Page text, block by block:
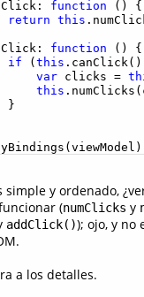
function () {
return this
function () {
if ( this
var clicks =
this
simple y ordenado,
(numClicks y
addClick()); ojo, y no
a los detalles.